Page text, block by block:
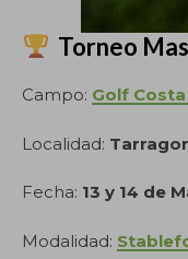
Torneo
Campo: Golf
Localidad:
Fecha: 13 y 14 de
Modalidad: